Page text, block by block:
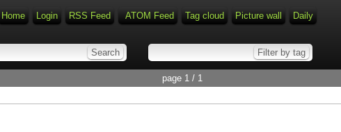
Home Login RSS Feed ATOM Feed Tag cloud Picture wall Daily
page 1 / 1